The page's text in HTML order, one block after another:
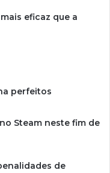
eficaz que a
perfeitos
Steam neste fim de
de